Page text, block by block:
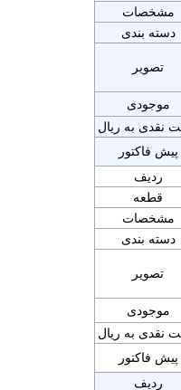
مشخصات
دسته بندی
تصویر
موجودی
نقدی به ریال
پیش فاکتور
ردیف
قطعه
مشخصات
دسته بندی
تصویر
موجودی
نقدی به ریال
پیش فاکتور
ردیف